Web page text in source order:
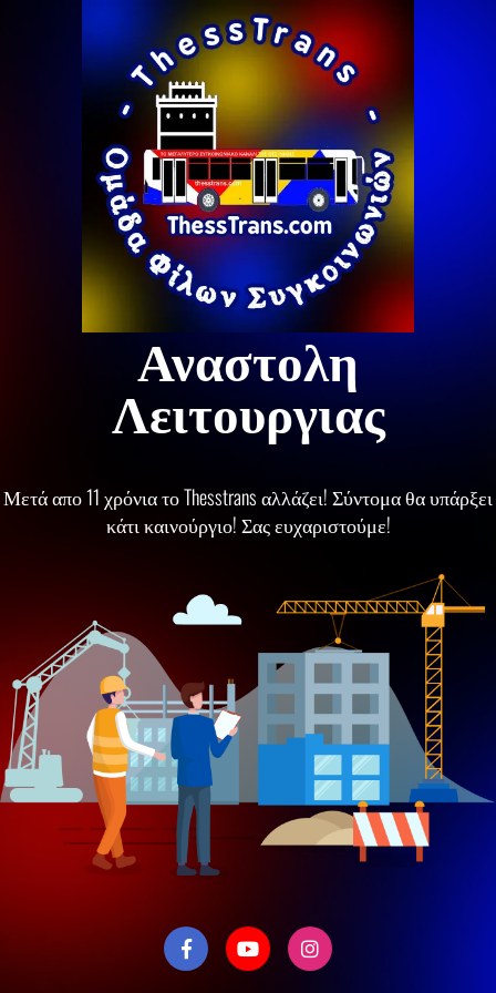
Αναστολη
Λειτουργιας
Μετά απο 11 χρόνια το Thesstrans αλλάζει! Σύντομα θα υπάρξει
κάτι καινούργιο! Σας ευχαριστούμε!